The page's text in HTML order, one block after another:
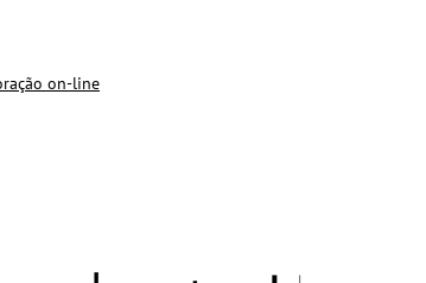
on-line